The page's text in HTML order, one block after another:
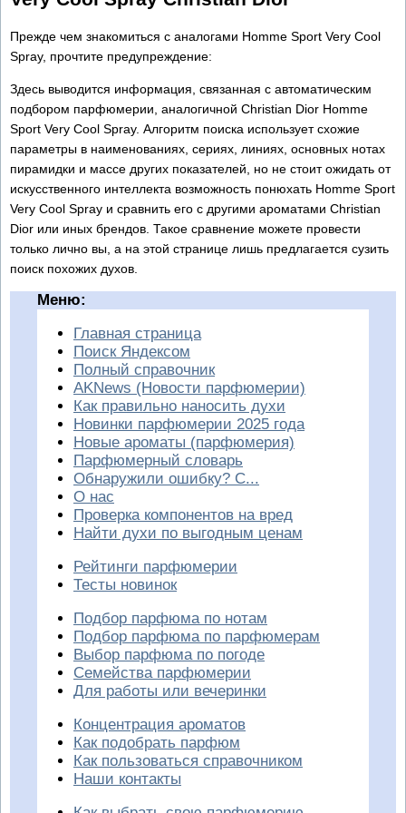
Прежде чем знакомиться с аналогами Homme Sport Very Cool
Spray, прочтите предупреждение:
Здесь выводится информация, связанная с автоматическим
подбором парфюмерии, аналогичной Christian Dior Homme
Sport Very Cool Spray. Алгоритм поиска использует схожие
параметры в наименованиях, сериях, линиях, основных нотах
пирамидки и массе других показателей, но не стоит ожидать от
искусственного интеллекта возможность понюхать Homme Sport
Very Cool Spray и сравнить его с другими ароматами Christian
Dior или иных брендов. Такое сравнение можете провести
только лично вы, а на этой странице лишь предлагается сузить
поиск похожих духов.
Меню:
Главная страница
Поиск Яндексом
Полный справочник
AKNews (Новости парфюмерии)
Как правильно наносить духи
Новинки парфюмерии 2025 года
Новые ароматы (парфюмерия)
Парфюмерный словарь
Обнаружили ошибку? С...
О нас
Проверка компонентов на вред
Найти духи по выгодным ценам
Рейтинги парфюмерии
Тесты новинок
Подбор парфюма по нотам
Подбор парфюма по парфюмерам
Выбор парфюма по погоде
Семейства парфюмерии
Для работы или вечеринки
Концентрация ароматов
Как подобрать парфюм
Как пользоваться справочником
Наши контакты